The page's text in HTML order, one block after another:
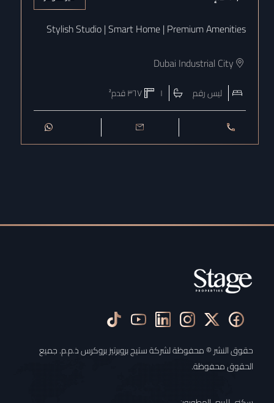
Stylish Studio | Smart Home | Premium Amenities
Dubai Industrial City
ليس رقم ١ ٣٦٧قدم²
حقوق النشر © محفوظة لشركة ستيج بروبرتيز بروكرس ذ.م.م. جميع
الحقوق محفوظة.